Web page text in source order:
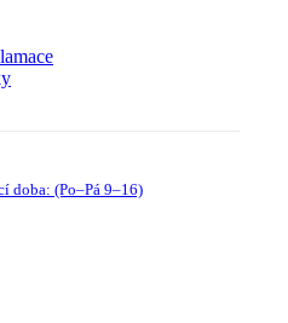
doba: (Po–Pá 9–16)